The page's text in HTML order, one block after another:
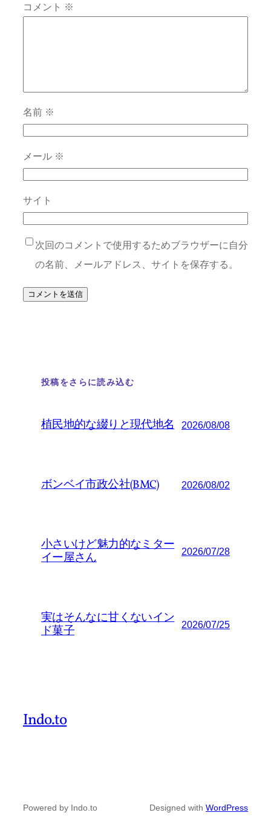
コメント ※
名前 ※
メール ※
サイト
次回のコメントで使用するためブラウザーに自分
の名前、メールアドレス、サイトを保存する。
投稿をさらに読み込む
植民地的な綴りと現代地名 2026/08/08
ボンベイ市政公社(BMC) 2026/08/02
小さいけど魅力的なミター
イー屋さん
2026/07/28
実はそんなに甘くないイン
ド菓子
2026/07/25
Indo.to
Powered by Indo.to Designed with WordPress